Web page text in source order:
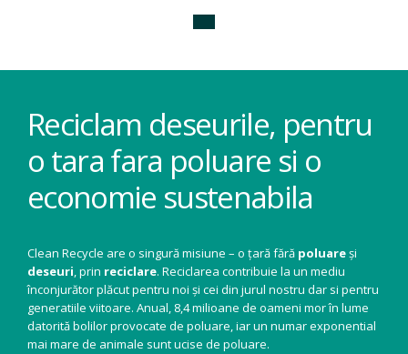
Reciclam deseurile, pentru
o tara fara poluare si o
economie sustenabila
Clean Recycle are o singură misiune – o țară fără poluareși
deseuri, prin reciclare. Reciclarea contribuie la un mediu
înconjurător plăcut pentru noi și cei din jurul nostru dar si pentru
generatiile viitoare. Anual, 8,4 milioane de oameni mor în lume
datorită bolilor provocate de poluare, iar un numar exponential
mai mare de animale sunt ucise de poluare.